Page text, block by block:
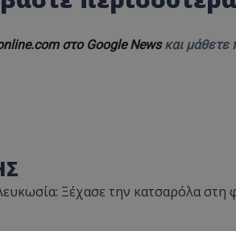
στο Google Newsκαι μάθετε
Ξέχασε την κατσαρόλα στη